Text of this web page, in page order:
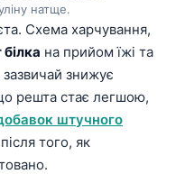
натще.
Схема харчування,
на прийом їжі та
знижує
решта стає легшою,
штучного
того, як